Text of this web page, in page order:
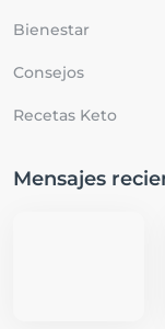
Bienestar
Consejos
Recetas Keto
Mensajes